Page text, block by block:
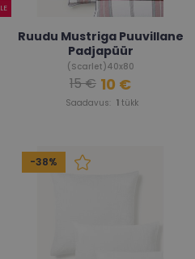
Ruudu Mustriga Puuvillane
Padjapüür
(Scarlet)40x80
Saadavus: 1tükk
15 € 10 €
-38%